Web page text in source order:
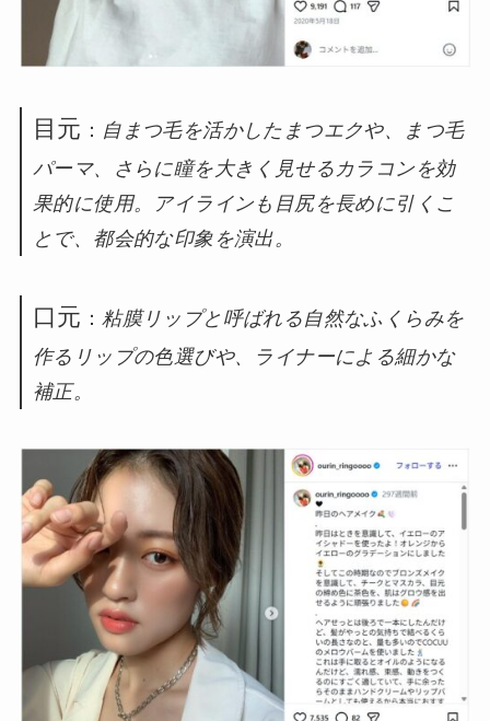
目元 ： 自まつ毛を活かしたまつエクや、まつ毛
パーマ、さらに瞳を大きく見せるカラコンを効
果的に使用。アイラインも目尻を長めに引くこ
とで、都会的な印象を演出。
口元 ： 粘膜リップと呼ばれる自然なふくらみを
作るリップの色選びや、ライナーによる細かな
補正。